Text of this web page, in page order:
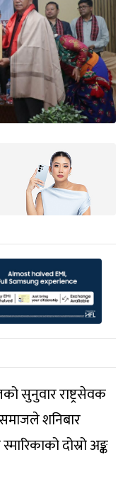
सुनुवार राष्ट्रसेवक
शनिबार
दोस्रो अङ्क